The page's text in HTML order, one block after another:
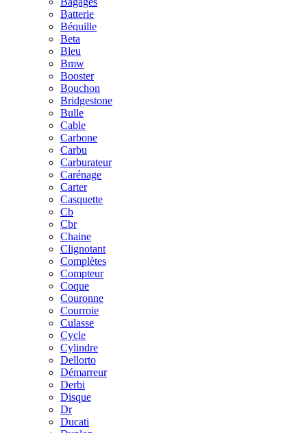
Batterie
Béquille
Beta
Bleu
Bmw
Booster
Bouchon
Bridgestone
Bulle
Cable
Carbone
Carbu
Carburateur
Carénage
Carter
Casquette
Cb
Cbr
Chaine
Clignotant
Complètes
Compteur
Coque
Couronne
Courroie
Culasse
Cycle
Cylindre
Dellorto
Démarreur
Derbi
Disque
Dr
Ducati